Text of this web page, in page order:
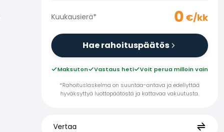
Kuukausierä* 0 €/kk
Hae rahoituspäätös
Maksuton Vastaus heti
Voit perua milloin vain
*Rahoituslaskelma on suuntaa-antava ja edellyttää
hyväksyttyä luottopäätöstä ja kattavaa vakuutusta.
Vertaa